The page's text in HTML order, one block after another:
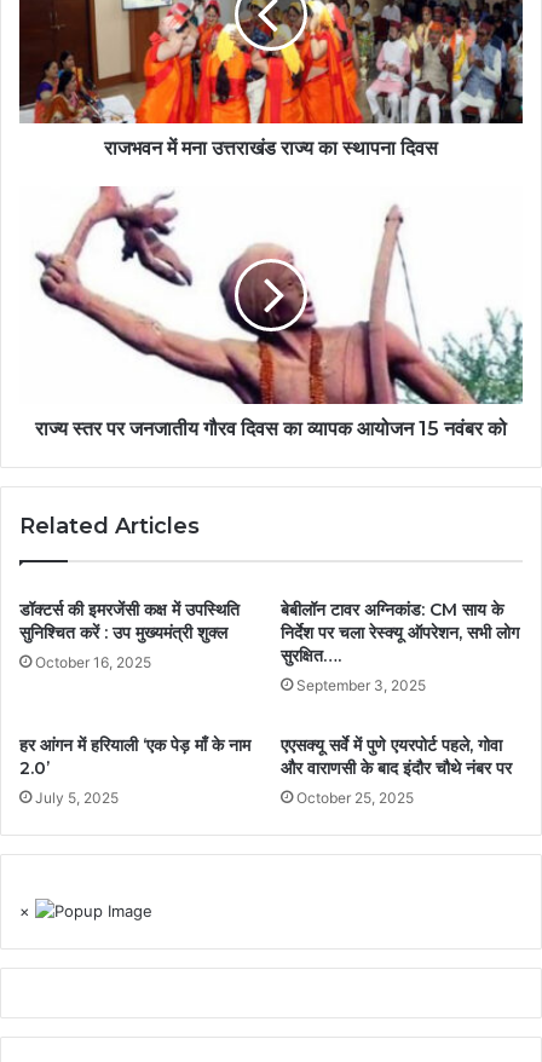
राजभवन में मना उत्तराखंड राज्य का स्थापना दिवस
राज्य स्तर पर जनजातीय गौरव दिवस का व्यापक आयोजन 15 नवंबर को
Related Articles
डॉक्टर्स की इमरजेंसी कक्ष में उपस्थिति
सुनिश्चित करें : उप मुख्यमंत्री शुक्ल
October 16, 2025
बेबीलॉन टावर अग्निकांड: CM साय के
निर्देश पर चला रेस्क्यू ऑपरेशन, सभी लोग
सुरक्षित….
September 3, 2025
हर आंगन में हरियाली ‘एक पेड़ माँ के नाम
2.0’
July 5, 2025
एएसक्यू सर्वे में पुणे एयरपोर्ट पहले, गोवा
और वाराणसी के बाद इंदौर चौथे नंबर पर
October 25, 2025
×